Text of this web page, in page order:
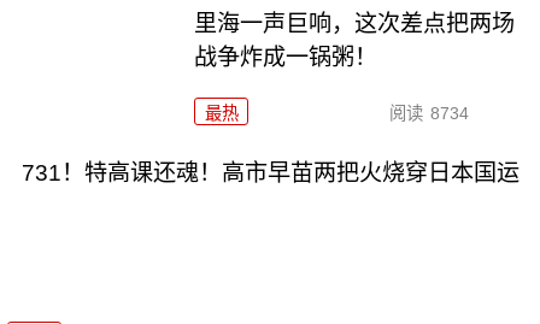
里海一声巨响，这次差点把两场
战争炸成一锅粥！
最热 阅读 8734
731！特高课还魂！高市早苗两把火烧穿日本国运